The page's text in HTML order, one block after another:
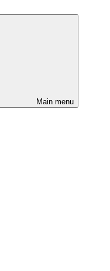
Main menu